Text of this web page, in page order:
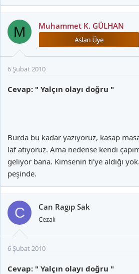
M Muhammet K. GÜLHAN
6 Şubat 2010
Cevap: " Yalçın olayı doğru "
Burda bu kadar yazıyoruz, kasap
laf atıyoruz. Ama nedense kendi
geliyor bana. Kimsenin ti'ye aldığı
peşinde.
C Can Ragıp Sak
Cezalı
6 Şubat 2010
Cevap: " Yalçın olayı doğru "